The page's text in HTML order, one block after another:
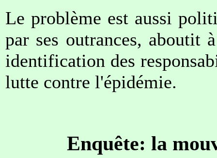
Le problème est aussi
par ses outrances, aboutit
identification des
lutte contre l'épidémie.
Enquête: la